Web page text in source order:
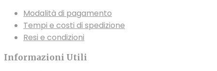
scelte
nella
pagina
del
Modalità di pagamento
Tempi e costi di spedizione
Resi e condizioni
Informazioni Utili